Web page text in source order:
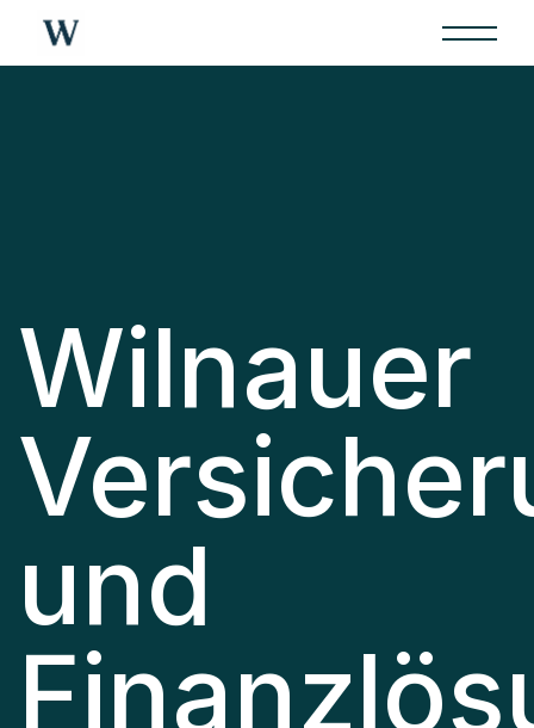
Wilnauer
und